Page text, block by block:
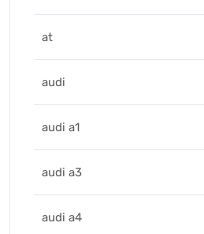
at
audi
audi a1
audi a3
audi a4